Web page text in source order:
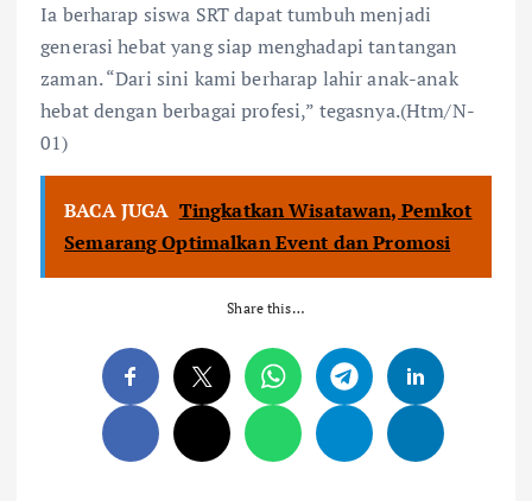
Ia berharap siswa SRT dapat tumbuh menjadi
generasi hebat yang siap menghadapi tantangan
zaman. “Dari sini kami berharap lahir anak-anak
hebat dengan berbagai profesi,” tegasnya.(Htm/N-
01)
BACA JUGA Tingkatkan Wisatawan, Pemkot
Semarang Optimalkan Event dan Promosi
Share this…